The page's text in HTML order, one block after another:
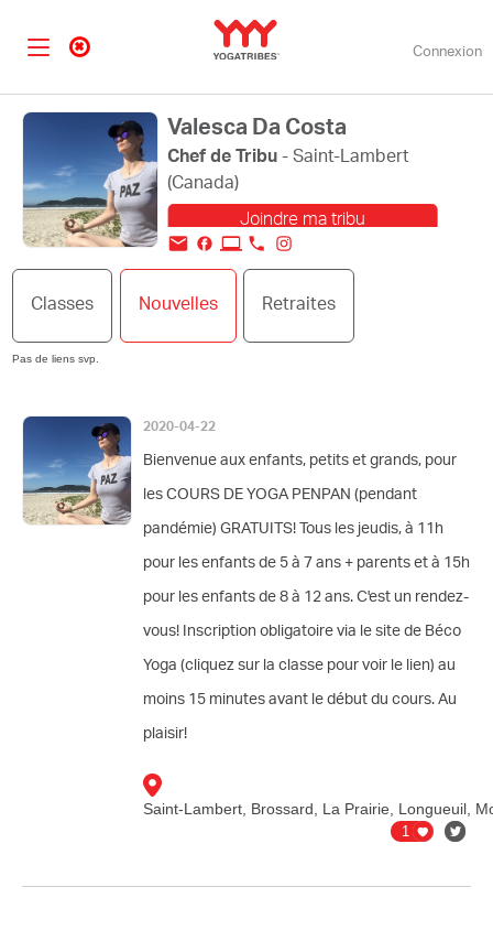
Connexion
Modifier ma photo
de profil
Valesca Da Costa
Chef de Tribu- Saint-Lambert
(Canada)
Joindre ma tribu
Classes Nouvelles Retraites
Pas de liens svp.
2020-04-22
Bienvenue aux enfants, petits et grands, pour
les COURS DE YOGA PENPAN (pendant
pandémie) GRATUITS! Tous les jeudis, à 11h
pour les enfants de 5 à 7 ans + parents et à 15h
pour les enfants de 8 à 12 ans. C'est un rendez-
vous! Inscription obligatoire via le site de Béco
Yoga (cliquez sur la classe pour voir le lien) au
moins 15 minutes avant le début du cours. Au
plaisir!
Saint-Lambert, Brossard, La Prairie, Longueuil,
1